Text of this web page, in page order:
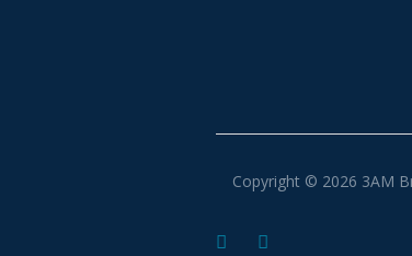
Copyright © 2026 3AM